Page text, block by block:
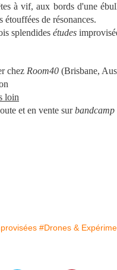
à vif, aux bords d'une
étouffées de résonances.
splendides études
chez Room40 (Brisbane,
loin
et en vente surbandcamp
#Drones &